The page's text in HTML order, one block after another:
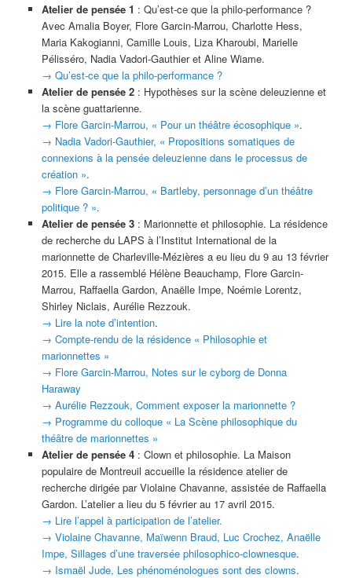
Atelier de pensée 1 : Qu’est-ce que la philo-performance ?
Avec Amalia Boyer, Flore Garcin-Marrou, Charlotte Hess,
Maria Kakogianni, Camille Louis, Liza Kharoubi, Marielle
Pélisséro, Nadia Vadori-Gauthier et Aline Wiame.
→ Qu’est-ce que la philo-performance ?
Atelier de pensée 2: Hypothèses sur la scène deleuzienne et
la scène guattarienne.
→ Flore Garcin-Marrou, « Pour un théâtre écosophique ».
→ Nadia Vadori-Gauthier, « Propositions somatiques de
connexions à la pensée deleuzienne dans le processus de
création ».
→ Flore Garcin-Marrou, « Bartleby, personnage d’un théâtre
politique ? ».
Atelier de pensée 3: Marionnette et philosophie. La résidence
de recherche du LAPS à l’Institut International de la
marionnette de Charleville-Mézières a eu lieu du 9 au 13 février
2015. Elle a rassemblé Hélène Beauchamp, Flore Garcin-
Marrou, Raffaella Gardon, Anaëlle Impe, Noémie Lorentz,
Shirley Niclais, Aurélie Rezzouk.
→ Lire la note d’intention.
→ Compte-rendu de la résidence « Philosophie et
marionnettes »
→ Flore Garcin-Marrou, Notes sur le cyborg de Donna
Haraway
→ Aurélie Rezzouk, Comment exposer la marionnette ?
→ Programme du colloque « La Scène philosophique du
théâtre de marionnettes »
Atelier de pensée 4: Clown et philosophie. La Maison
populaire de Montreuil accueille la résidence atelier de
recherche dirigée par Violaine Chavanne, assistée de Raffaella
Gardon. L’atelier a lieu du 5 février au 17 avril 2015.
→ Lire l’appel à participation de l’atelier.
→ Violaine Chavanne, Maïwenn Braud, Luc Crochez, Anaëlle
Impe, Sillages d’une traversée philosophico-clownesque.
→ Ismaël Jude, Les phénoménologues sont des clowns.